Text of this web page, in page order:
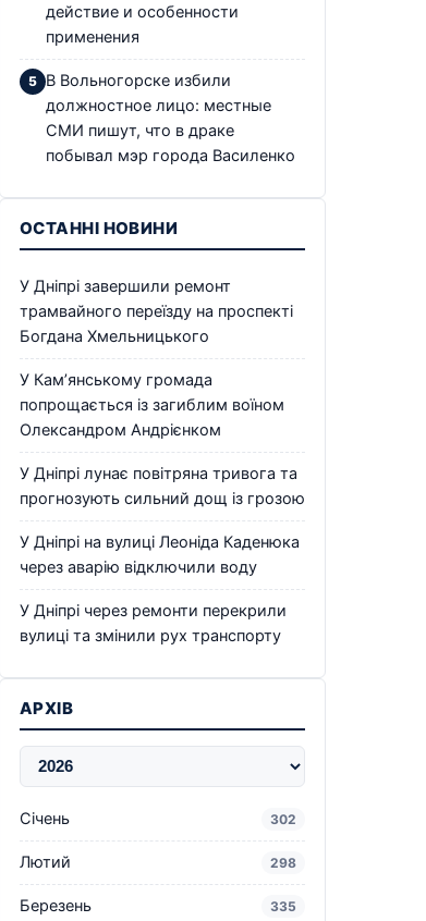
действие и особенности
применения
В Вольногорске избили
должностное лицо: местные
СМИ пишут, что в драке
побывал мэр города Василенко
ОСТАННІ НОВИНИ
У Дніпрі завершили ремонт
трамвайного переїзду на проспекті
Богдана Хмельницького
У Кам’янському громада
попрощається із загиблим воїном
Олександром Андрієнком
У Дніпрі лунає повітряна тривога та
прогнозують сильний дощ із грозою
У Дніпрі на вулиці Леоніда Каденюка
через аварію відключили воду
У Дніпрі через ремонти перекрили
вулиці та змінили рух транспорту
АРХІВ
Січень 302
Лютий 298
Березень 335